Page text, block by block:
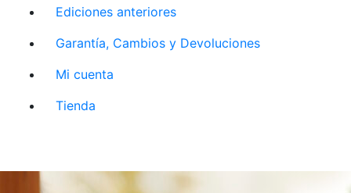
Ediciones anteriores
Garantía, Cambios y Devoluciones
Mi cuenta
Tienda